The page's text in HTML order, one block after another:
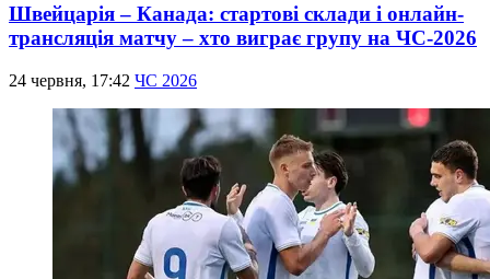
Швейцарія – Канада: стартові склади і онлайн-
трансляція матчу – хто виграє групу на ЧС-2026
24 червня, 17:42 ЧС 2026